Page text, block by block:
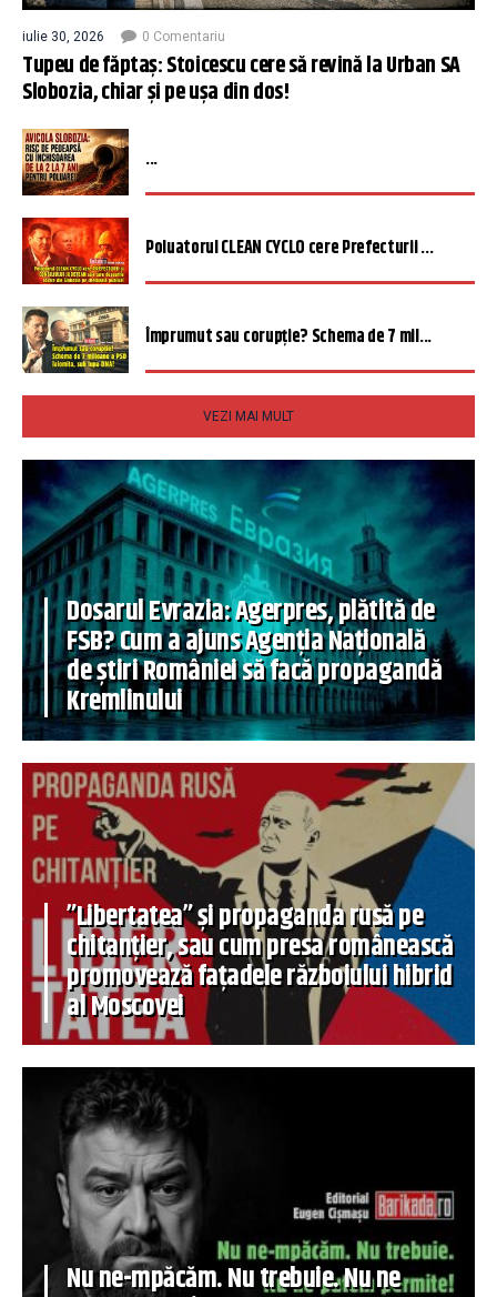
iulie 30, 2026 0 Comentariu
Tupeu de făptaș: Stoicescu cere să revină la Urban SA
Slobozia, chiar și pe ușa din dos!
...
Poluatorul CLEAN CYCLO cere Prefecturii ...
Împrumut sau corupție? Schema de 7 mil...
VEZI MAI MULT
Dosarul Evrazia: Agerpres, plătită de
FSB? Cum a ajuns Agenția Națională
de știri României să facă propagandă
Kremlinului
”Libertatea” și propaganda rusă pe
chitanțier, sau cum presa românească
promovează fațadele războiului hibrid
al Moscovei
Nu ne-mpăcăm. Nu trebuie. Nu ne